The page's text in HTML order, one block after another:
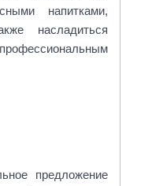
напитками,
насладиться
предложение